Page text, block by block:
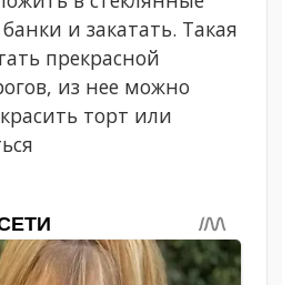
и закатать. Такая
прекрасной
из нее можно
торт или